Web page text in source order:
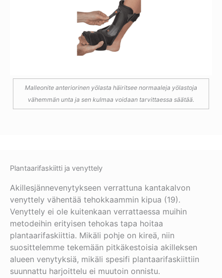
Malleonite anteriorinen yölasta häiritsee normaaleja yölastoja
vähemmän unta ja sen kulmaa voidaan tarvittaessa säätää.
Plantaarifaskiitti ja venyttely
Akillesjännevenytykseen verrattuna kantakalvon
venyttely vähentää tehokkaammin kipua (19).
Venyttely ei ole kuitenkaan verrattaessa muihin
metodeihin erityisen tehokas tapa hoitaa
plantaarifaskiittia. Mikäli pohje on kireä, niin
suosittelemme tekemään pitkäkestoisia akilleksen
alueen venytyksiä, mikäli spesifi plantaarifaskiittiin
suunnattu harjoittelu ei muutoin onnistu.